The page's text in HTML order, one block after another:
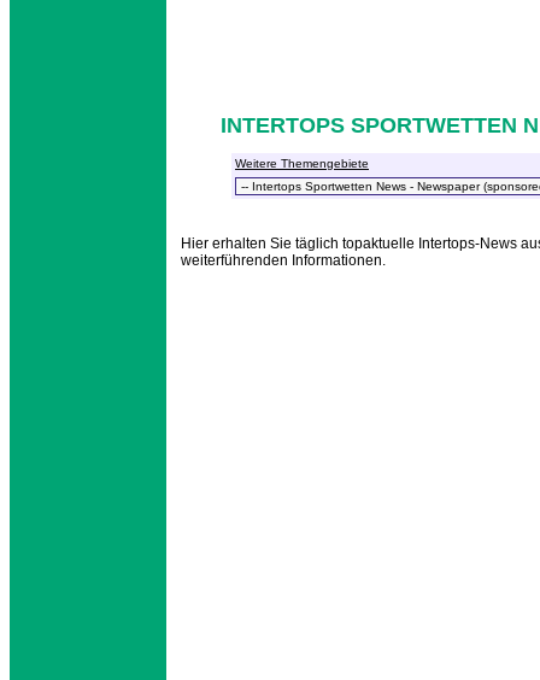
INTERTOPS SPORTWETTEN
Weitere Themengebiete
Hier erhalten Sie täglich topaktuelle Intertops-News
weiterführenden Informationen.